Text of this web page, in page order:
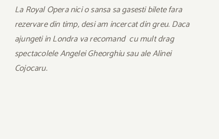
La Royal Opera nici o sansa sa gasesti bilete fara
rezervare din timp, desi am incercat din greu. Daca
ajungeti in Londra va recomand cu mult drag
spectacolele Angelei Gheorghiu sau ale Alinei
Cojocaru.